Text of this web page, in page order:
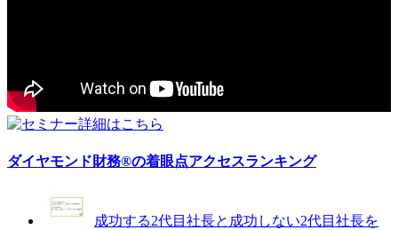
ダイヤモンド財務®の着眼点アクセスランキング
成功する2代目社長と成功しない2代目社長を